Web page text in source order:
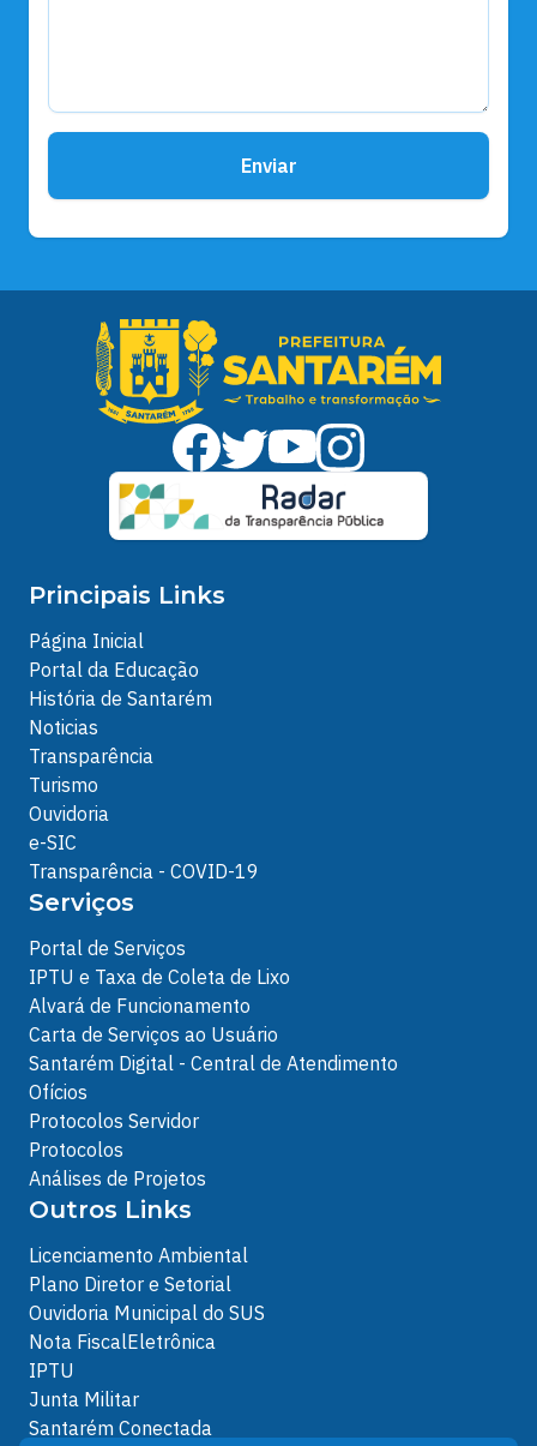
Enviar
Principais Links
Página Inicial
Portal da Educação
História de Santarém
Noticias
Transparência
Turismo
Ouvidoria
e-SIC
Transparência - COVID-19
Serviços
Portal de Serviços
IPTU e Taxa de Coleta de Lixo
Alvará de Funcionamento
Carta de Serviços ao Usuário
Santarém Digital - Central de Atendimento
Ofícios
Protocolos Servidor
Protocolos
Análises de Projetos
Outros Links
Licenciamento Ambiental
Plano Diretor e Setorial
Ouvidoria Municipal do SUS
Nota FiscalEletrônica
IPTU
Junta Militar
Santarém Conectada